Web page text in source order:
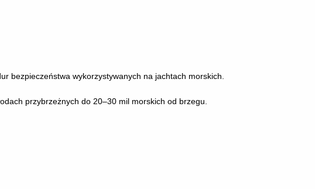
bezpieczeństwa wykorzystywanych na jachtach morskich.
przybrzeżnych do 20–30 mil morskich od brzegu.